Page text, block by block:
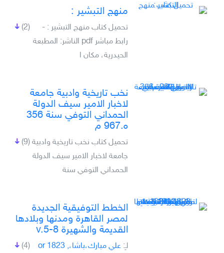
منهج التبشير :‎‎‎
(2)
تحميل كتاب منهج التبشير :‎‎‎ -
رابط مباشر pdf الناشر: المطبعة
الحيدرية، مكان ا
نخب تاريخية وادبية جامعة
لاخبار الامير سيف الدولة
الحمداني التوفي سنة 356
ه.967 م
(9) تحميل كتاب نخب تاريخية وادبية
جامعة لاخبار الامير سيف الدولة
الحمداني التوفي سنة
الخطط التوفيقية الجديدة
لمصر القاهرة ومدنها وبلادها
القديمة والشهيرة v.5-8
(4) لـِ:
علي مبارك،باشا،, 1823 or